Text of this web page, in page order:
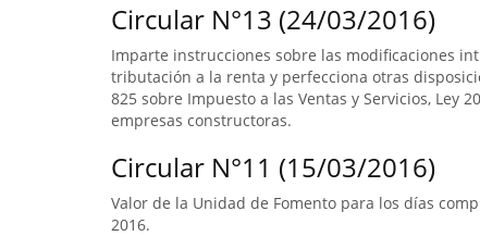
Circular N°13 (24/03/2016)
Imparte instrucciones sobre las modificaciones
tributación a la renta y perfecciona otras
825 sobre Impuesto a las Ventas y Servicios, Ley
empresas constructoras.
Circular N°11 (15/03/2016)
Valor de la Unidad de Fomento para los días
2016.